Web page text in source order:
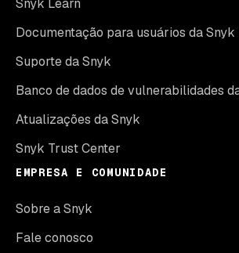
Snyk Learn
Documentação para usuários da Snyk
Suporte da Snyk
Banco de dados de vulnerabilidades
Atualizações da Snyk
Snyk Trust Center
EMPRESA E COMUNIDADE
Sobre a Snyk
Fale conosco